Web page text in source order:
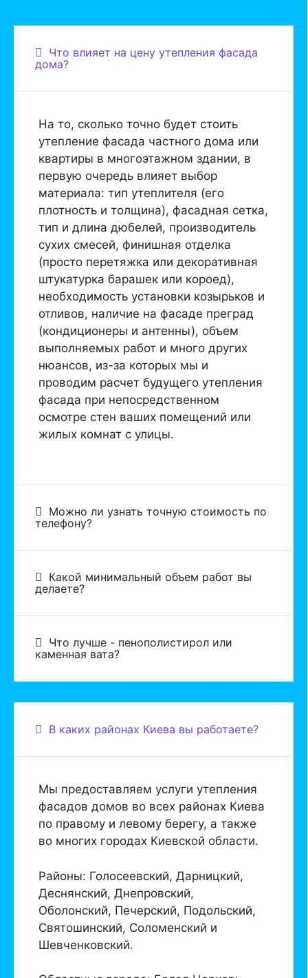
Что влияет на цену утепления фасада
дома?
На то, сколько точно будет стоить
утепление фасада частного дома или
квартиры в многоэтажном здании, в
первую очередь влияет выбор
материала: тип утеплителя (его
плотность и толщина), фасадная сетка,
тип и длина дюбелей, производитель
сухих смесей, финишная отделка
(просто перетяжка или декоративная
штукатурка барашек или короед),
необходимость установки козырьков и
отливов, наличие на фасаде преград
(кондиционеры и антенны), объем
выполняемых работ и много других
нюансов, из-за которых мы и
проводим расчет будущего утепления
фасада при непосредственном
осмотре стен ваших помещений или
жилых комнат с улицы.
Можно ли узнать точную стоимость по
телефону?
Какой минимальный объем работ вы
делаете?
Что лучше - пенополистирол или
каменная вата?
В каких районах Киева вы работаете?
Мы предоставляем услуги утепления
фасадов домов во всех районах Киева
по правому и левому берегу, а также
во многих городах Киевской области.
Районы: Голосеевский, Дарницкий,
Деснянский, Днепровский,
Оболонский, Печерский, Подольский,
Святошинский, Соломенский и
Шевченковский.